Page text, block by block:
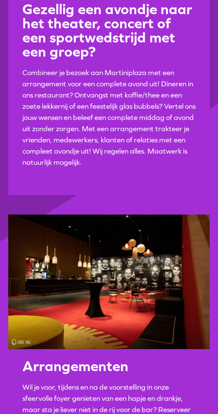
Gezellig een avondje naar
het theater, concert of
een sportwedstrijd met
een groep?
Combineer je bezoek aan Martiniplaza met een
arrangement voor een complete avond uit! Dineren in
ons restaurant? Ontvangst met koffie/thee en een
zoete lekkernij of een feestelijk glas bubbels? Vertel ons
jouw wensen en beleef een complete middag of avond
uit zonder zorgen. Met een arrangement trakteer je
vrienden, medewerkers, klanten of relaties met een
compleet avondje uit! Wij regelen alles. Maatwerk is
natuurlijk mogelijk.
Arrangementen
Wil je voor, tijdens en na de voorstelling in onze
sfeervolle foyer genieten van een hapje en drankje,
maar sta je liever niet in de rij voor de bar? Reserveer